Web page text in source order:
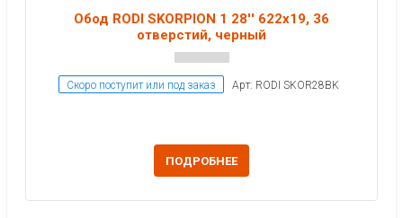
Обод RODI SKORPION 1 28'' 622x19, 36
отверстий, черный
Скоро поступит или под заказ Арт: RODI SKOR28BK
ПОДРОБНЕЕ